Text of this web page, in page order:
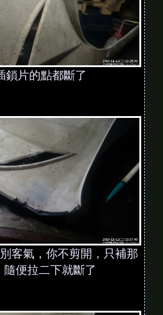
鎖片的點都斷了
客氣，你不剪開，只補那
隨便拉二下就斷了